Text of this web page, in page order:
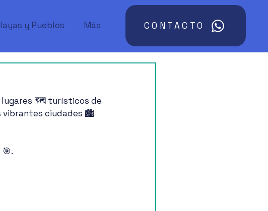
y Pueblos Más CONTACTO
lugares 🗺️ turísticos de
vibrantes ciudades 🏙️